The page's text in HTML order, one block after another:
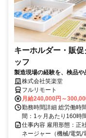
キーホルダー・販
ッフ
製造現場の経験を、検品や
株式会社笑楽堂
フルリモート
月給240,000円～
勤務時間詳細 総労働時
間：1ヶ月あたり160時
仕事内容 雇用形態：正
ネージャー（機械/電気/